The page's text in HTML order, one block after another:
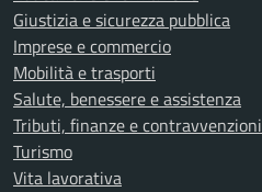
Giustizia e sicurezza pubblica
Imprese e commercio
Mobilità e trasporti
Salute, benessere e assistenza
Tributi, finanze e contravvenzioni
Turismo
Vita lavorativa